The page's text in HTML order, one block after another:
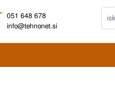
051 648 678
info@tehnonet.si